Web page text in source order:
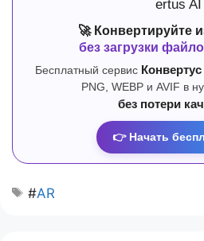
🚀 Конвертируйте
без загрузки
Бесплатный сервис Конвертус
PNG, WEBP и AVIF в
без потери
👉 Начать
#AR